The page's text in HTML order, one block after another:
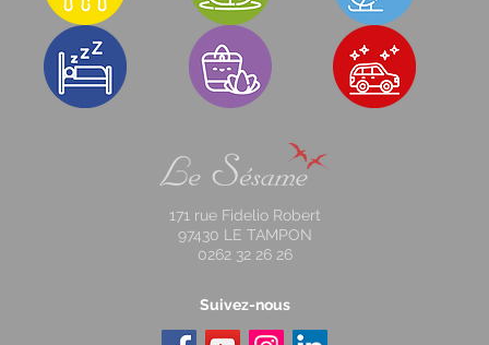
171 rue Fidelio Robert
97430 LE TAMPON
0262 32 26 26
Suivez-nous